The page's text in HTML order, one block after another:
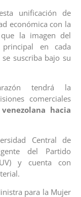
unificación de
económica con la
la imagen del
en cada
suscriba bajo su
tendrá la
comerciales
hacia
Central de
del Partido
y cuenta con
para la Mujer